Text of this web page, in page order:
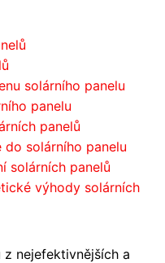
solárního panelu
panelu
panelů
solárního panelu
solárních panelů
výhody solárních
nejefektivnějších a